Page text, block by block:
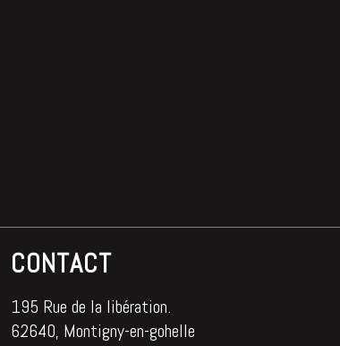
CONTACT
195 Rue de la libération.
62640, Montigny-en-gohelle